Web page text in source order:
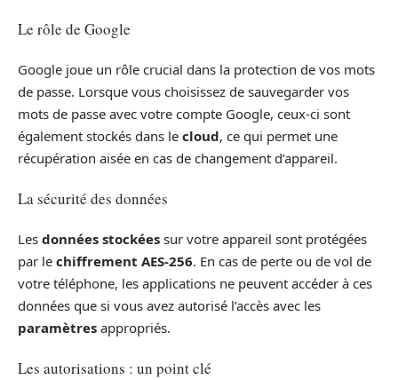
Le rôle de Google
Google joue un rôle crucial dans la protection de vos mots
de passe. Lorsque vous choisissez de sauvegarder vos
mots de passe avec votre compte Google, ceux-ci sont
également stockés dans le cloud, ce qui permet une
récupération aisée en cas de changement d’appareil.
La sécurité des données
Les données stockées sur votre appareil sont protégées
par le chiffrement AES-256. En cas de perte ou de vol de
votre téléphone, les applications ne peuvent accéder à ces
données que si vous avez autorisé l’accès avec les
paramètres appropriés.
Les autorisations : un point clé